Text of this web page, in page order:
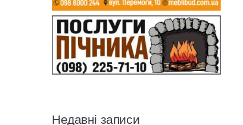
Недавні записи